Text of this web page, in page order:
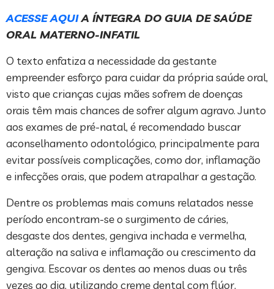
ACESSE AQUIA ÍNTEGRA DO GUIA DE SAÚDE
ORAL MATERNO-INFATIL
O texto enfatiza a necessidade da gestante
empreender esforço para cuidar da própria saúde oral,
visto que crianças cujas mães sofrem de doenças
orais têm mais chances de sofrer algum agravo. Junto
aos exames de pré-natal, é recomendado buscar
aconselhamento odontológico, principalmente para
evitar possíveis complicações, como dor, inflamação
e infecções orais, que podem atrapalhar a gestação.
Dentre os problemas mais comuns relatados nesse
período encontram-se o surgimento de cáries,
desgaste dos dentes, gengiva inchada e vermelha,
alteração na saliva e inflamação ou crescimento da
gengiva. Escovar os dentes ao menos duas ou três
vezes ao dia, utilizando creme dental com flúor,